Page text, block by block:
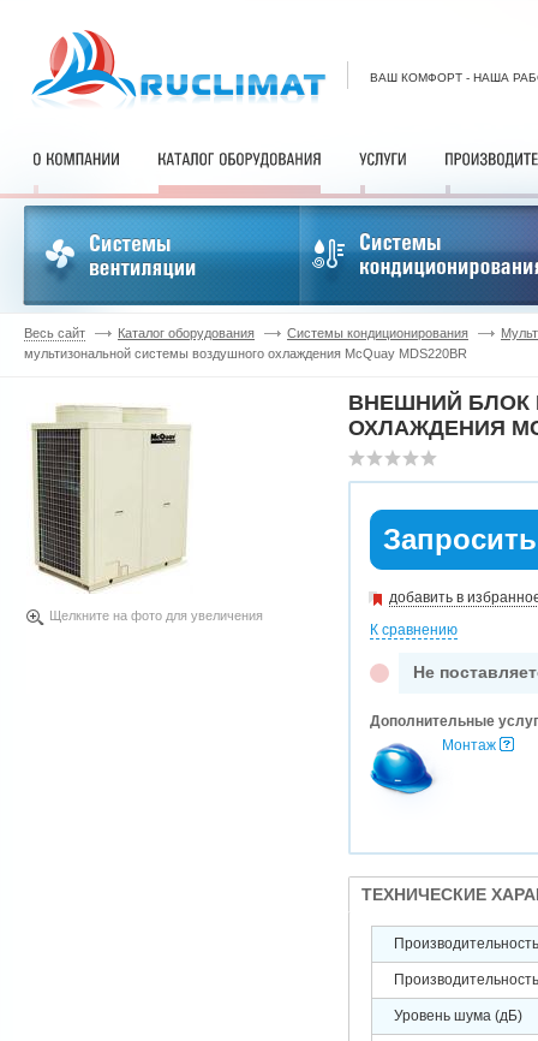
ВАШ КОМФОРТ - НАША
Весь сайт Каталог оборудования Системы кондиционирования
мультизональной системы воздушного охлаждения McQuay MDS220BR
Щелкните на фото для увеличения
ВНЕШНИЙ БЛОК
ОХЛАЖДЕНИЯ
добавить в
К сравнению
Не
Дополнительные
Монтаж
ТЕХНИЧЕСКИЕ
Уровень шума (дБ)